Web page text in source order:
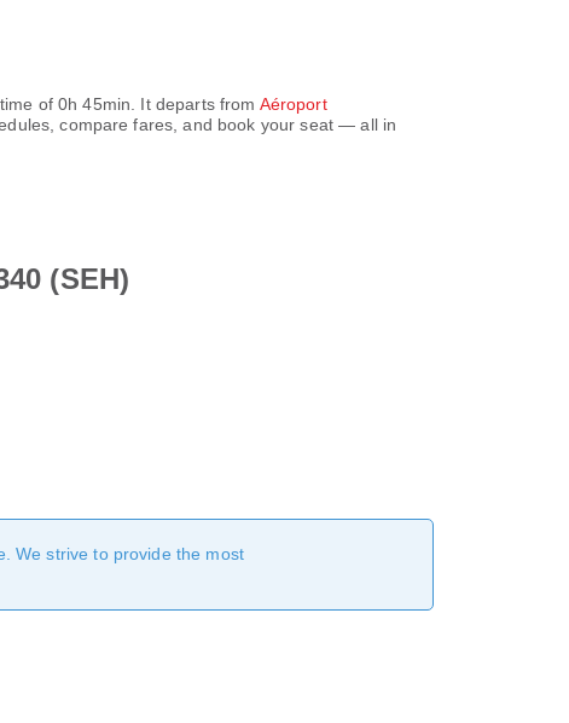
of 0h 45min . It departs from Aéroport
compare fares, and book your seat — all in
(SEH)
We strive to provide the most